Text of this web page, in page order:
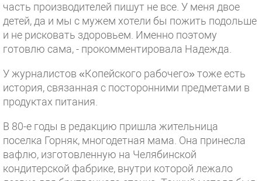
часть производителей пишут не все. У меня двое
детей, да и мы с мужем хотели бы пожить подольше
и не рисковать здоровьем. Именно поэтому
готовлю сама, - прокомментировала Надежда.
У журналистов «Копейского рабочего» тоже есть
история, связанная с посторонними предметами в
продуктах питания.
В 80-е годы в редакцию пришла жительница
поселка Горняк, многодетная мама. Она принесла
вафлю, изготовленную на Челябинской
кондитерской фабрике, внутри которой лежало